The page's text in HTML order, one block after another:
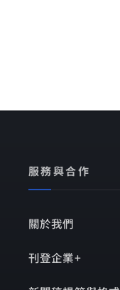
服務與合作
關於我們
刊登企業+